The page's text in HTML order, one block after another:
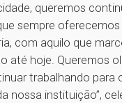
queremos
sempre oferecemos
com aquilo que
até hoje. Queremos
trabalhando para
nossa instituição”,